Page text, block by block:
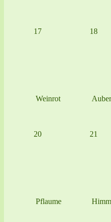
17
Weinrot
18
20
Pflaume
21